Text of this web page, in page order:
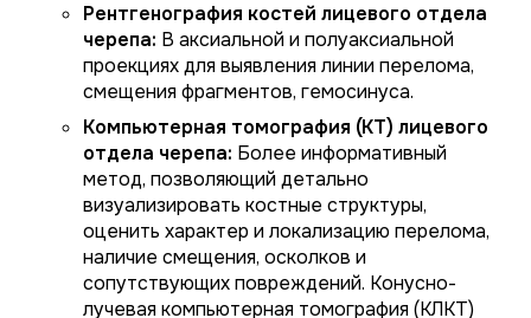
Рентгенография костей лицевого отдела
черепа: В аксиальной и полуаксиальной
проекциях для выявления линии перелома,
смещения фрагментов, гемосинуса.
Компьютерная томография (КТ) лицевого
отдела черепа: Более информативный
метод, позволяющий детально
визуализировать костные структуры,
оценить характер и локализацию перелома,
наличие смещения, осколков и
сопутствующих повреждений. Конусно-
лучевая компьютерная томография (КЛКТ)